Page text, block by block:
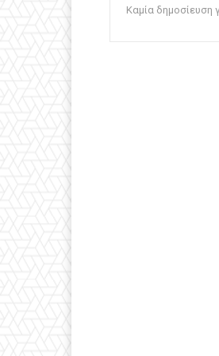
Καμία δημοσίευση